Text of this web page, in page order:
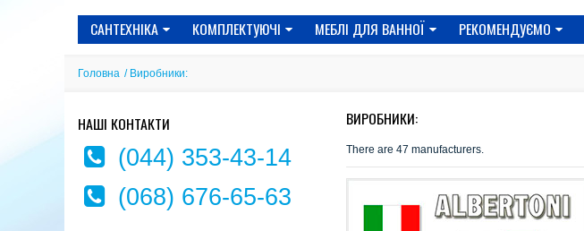
САНТЕХНІКА КОМПЛЕКТУЮЧІ МЕБЛІ ДЛЯ ВАННОЇ РЕКОМЕНДУЄМО
Головна / Виробники:
НАШІ КОНТАКТИ
(044) 353-43-14
(068) 676-65-63
ВИРОБНИКИ:
There are 47 manufacturers.